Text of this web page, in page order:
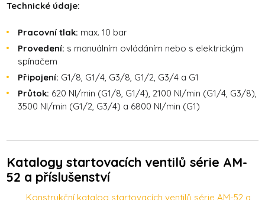
Technické údaje:
Pracovní tlak: max. 10 bar
Provedení: s manuálním ovládáním nebo s elektrickým
spínačem
Připojení: G1/8, G1/4, G3/8, G1/2, G3/4 a G1
Průtok: 620 Nl/min (G1/8, G1/4), 2100 Nl/min (G1/4, G3/8),
3500 Nl/min (G1/2, G3/4) a 6800 Nl/min (G1)
Katalogy startovacích ventilů série AM-
52 a příslušenství
Konstrukční katalog startovacích ventilů série AM-52 a